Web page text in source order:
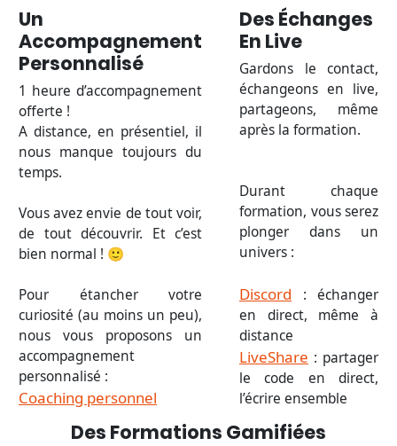
Un
Accompagnement
Personnalisé
1 heure d’accompagnement
offerte !
A distance, en présentiel, il
nous manque toujours du
temps.
Vous avez envie de tout voir,
de tout découvrir. Et c’est
bien normal ! 🙂
Pour étancher votre
curiosité (au moins un peu),
nous vous proposons un
accompagnement
personnalisé :
Coaching personnel
Des Échanges
En Live
Gardons le contact,
échangeons en live,
partageons, même
après la formation.
Durant chaque
formation, vous serez
plonger dans un
univers :
Discord : échanger
en direct, même à
distance
LiveShare : partager
le code en direct,
l’écrire ensemble
Des Formations Gamifiées